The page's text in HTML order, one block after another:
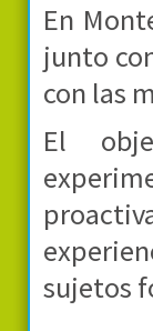
En
junto
con las
El
sujetos